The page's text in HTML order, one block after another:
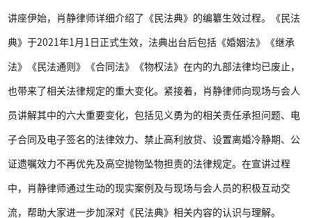
讲座伊始，肖静律师详细介绍了《民法典》的编纂生效过程。《民法
典》于2021年1月1日正式生效，法典出台后包括《婚姻法》《继承
法》《民法通则》《合同法》《物权法》在内的九部法律均已废止，
也带来了相关法律规定的重大变化。紧接着，肖静律师向现场与会人
员讲解其中的六大重要变化，包括见义勇为的相关责任承担问题、电
子合同及电子签名的法律效力、禁止高利放贷、设置离婚冷静期、公
证遗嘱效力不再优先及高空抛物坠物担责的法律规定。在宣讲过程
中，肖静律师通过生动的现实案例及与现场与会人员的积极互动交
流，帮助大家进一步加深对《民法典》相关内容的认识与理解。